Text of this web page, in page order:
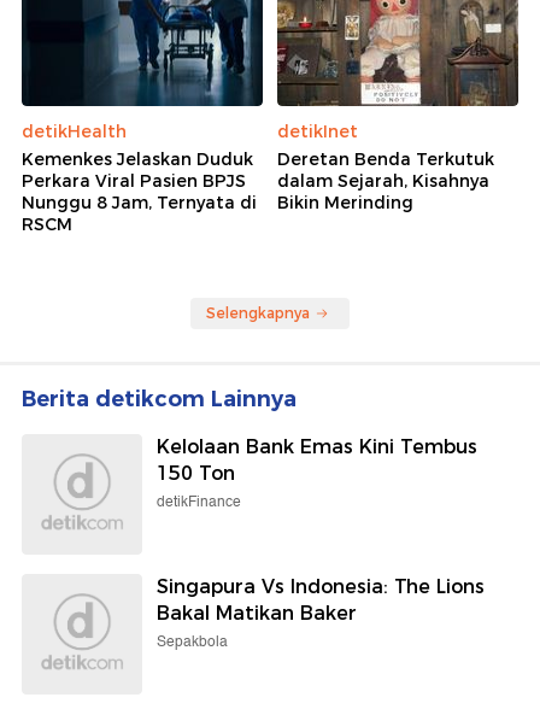
detikHealth
Kemenkes Jelaskan Duduk
Perkara Viral Pasien BPJS
Nunggu 8 Jam, Ternyata di
RSCM
detikInet
Deretan Benda Terkutuk
dalam Sejarah, Kisahnya
Bikin Merinding
Selengkapnya
Berita detikcom Lainnya
Kelolaan Bank Emas Kini Tembus
150 Ton
detikFinance
Singapura Vs Indonesia: The Lions
Bakal Matikan Baker
Sepakbola